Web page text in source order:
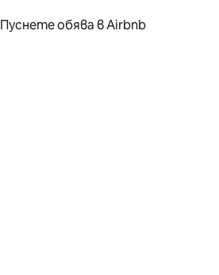
Пуснете обява в Airbnb